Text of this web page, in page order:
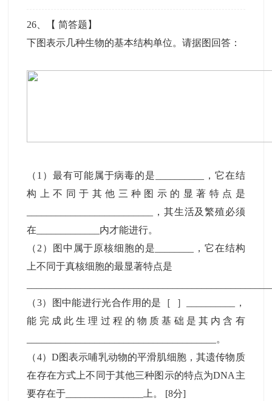
26 、【简答题 】
下图表示几种生物的基本结构单位。请据图回答：
（1）最有可能属于病毒的是__________，它在结
构上不同于其他三种图示的显著特点是
__________________________，其生活及繁殖必须
在_____________内才能进行。
（2）图中属于原核细胞的是________，它在结构
上不同于真核细胞的最显著特点是
（3）图中能进行光合作用的是［ ］__________，
能完成此生理过程的物质基础是其内含有
_______________________________________。
（4）D图表示哺乳动物的平滑肌细胞，其遗传物质
在存在方式上不同于其他三种图示的特点为DNA主
要存在于________________上。 [8分]